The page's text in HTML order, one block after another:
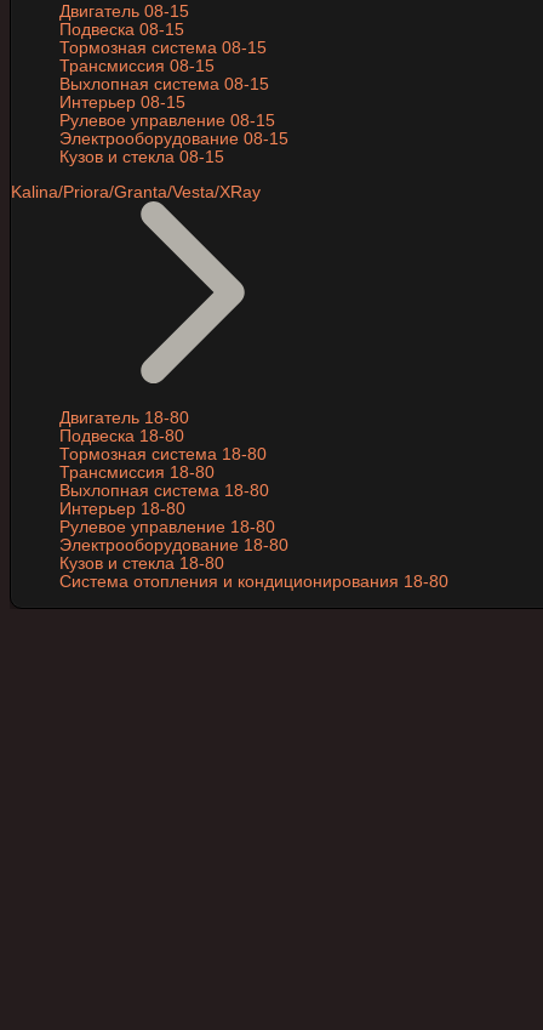
Двигатель 08-15
Подвеска 08-15
Тормозная система 08-15
Трансмиссия 08-15
Выхлопная система 08-15
Интерьер 08-15
Рулевое управление 08-15
Электрооборудование 08-15
Кузов и стекла 08-15
Kalina/Priora/Granta/Vesta/XRay
Двигатель 18-80
Подвеска 18-80
Тормозная система 18-80
Трансмиссия 18-80
Выхлопная система 18-80
Интерьер 18-80
Рулевое управление 18-80
Электрооборудование 18-80
Кузов и стекла 18-80
Система отопления и кондиционирования 18-80